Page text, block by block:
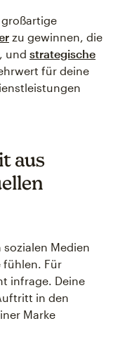
zu gewinnen, die
und strategische
für deine
aus
Medien
fühlen. Für
infrage. Deine
in den
Marke